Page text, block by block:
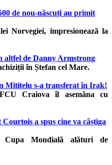
de nou-născuți au primit
Norvegiei, impresionează la
altfel de Danny Armstrong
în Ștefan cel Mare.
Mititelu s-a transferat în Irak!
Craiova îl asemăna cu
a spus cine va câștiga
Mondială alături de